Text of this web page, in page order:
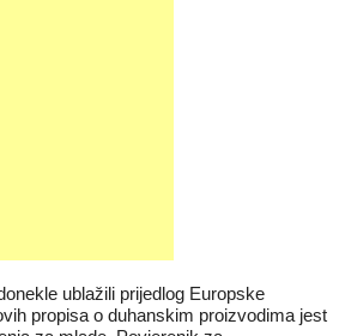
ublažili prijedlog Europske
propisa o duhanskim proizvodima jest